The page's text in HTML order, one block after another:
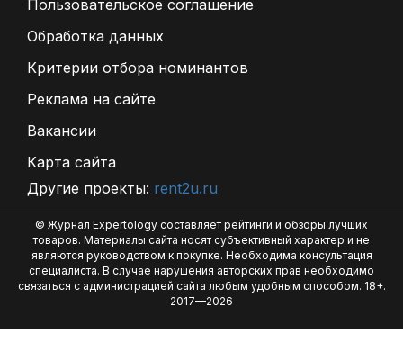
Пользовательское соглашение
Обработка данных
Критерии отбора номинантов
Реклама на сайте
Вакансии
Карта сайта
Другие проекты: rent2u.ru
© Журнал Expertology составляет рейтинги и обзоры лучших
товаров. Материалы сайта носят субъективный характер и не
являются руководством к покупке. Необходима консультация
специалиста. В случае нарушения авторских прав необходимо
связаться с администрацией сайта любым удобным способом. 18+.
2017—2026